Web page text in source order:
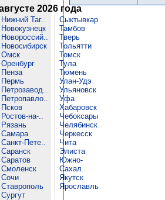
2026 года
Нижний Таг..
Новокузнецк
Новороссий..
Новосибирск
Омск
Оренбург
Пенза
Пермь
Петрозавод..
Петропавло..
Псков
Ростов-на-..
Рязань
Самара
Санкт-Пете..
Саранск
Саратов
Смоленск
Сочи
Ставрополь
Сургут
Сыктывкар
Тамбов
Тверь
Тольятти
Томск
Тула
Тюмень
Улан-Удэ
Ульяновск
Уфа
Хабаровск
Чебоксары
Челябинск
Черкесск
Чита
Элиста
Южно-
Сахал..
Якутск
Ярославль